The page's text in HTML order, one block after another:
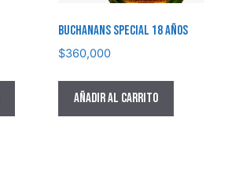
BUCHANANS SPECIAL 18 Años
$360,000
Añadir al carrito